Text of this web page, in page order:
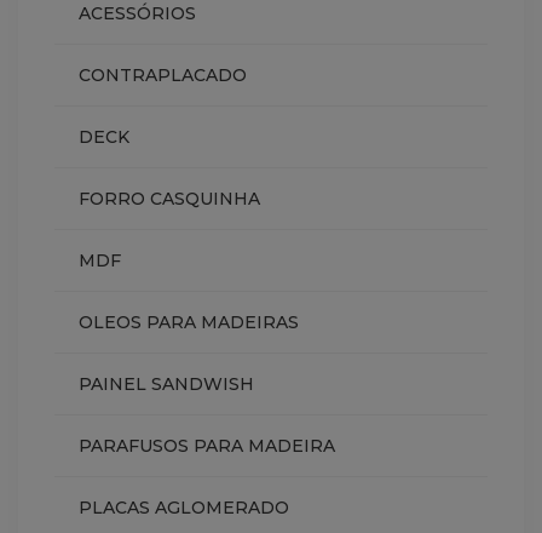
ACESSÓRIOS
CONTRAPLACADO
DECK
FORRO CASQUINHA
MDF
OLEOS PARA MADEIRAS
PAINEL SANDWISH
PARAFUSOS PARA MADEIRA
PLACAS AGLOMERADO